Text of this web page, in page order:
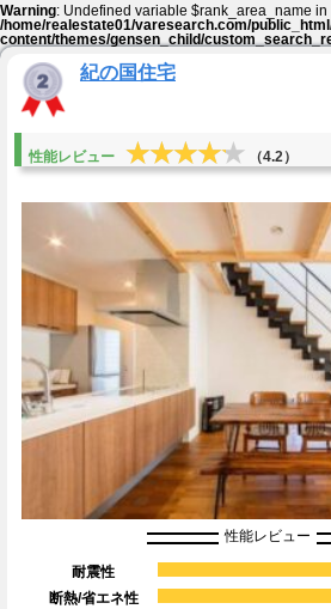
Warning: Undefined variable $rank_area_name in
/home/realestate01/varesearch.com/
content/themes/gensen_child/
紀の国住宅
性能レビュー ★★★★★
★★★★★ （4.2）
性能レビュー
耐震性
断熱/省エネ性